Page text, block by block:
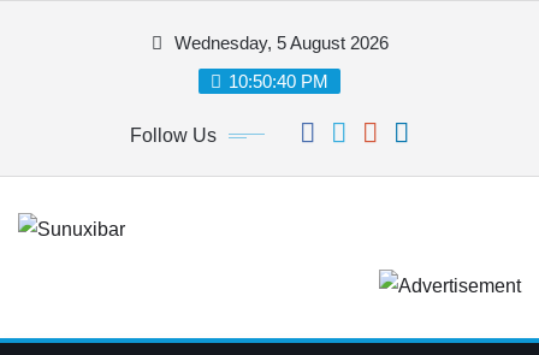
Wednesday, 5 August 2026
10:50:41 PM
Follow Us